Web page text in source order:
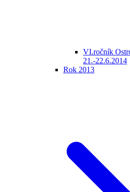
VI.ročník
21.-22.6.2014
Rok 2013